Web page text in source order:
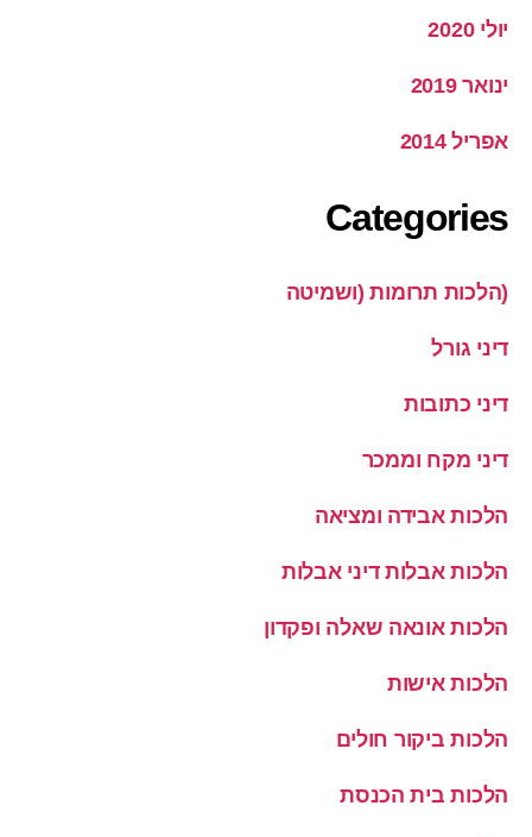
יולי 2020
ינואר 2019
אפריל 2014
Categories
(הלכות תרומות (ושמיטה
דיני גורל
דיני כתובות
דיני מקח וממכר
הלכות אבידה ומציאה
הלכות אבלות דיני אבלות
הלכות אונאה שאלה ופקדון
הלכות אישות
הלכות ביקור חולים
הלכות בית הכנסת